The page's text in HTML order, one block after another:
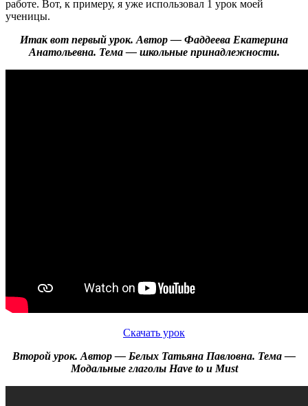
работе. Вот, к примеру, я уже использовал 1 урок моей
ученицы.
Итак вот первый урок. Автор — Фаддеева Екатерина
Анатольевна. Тема — школьные принадлежности.
Скачать урок
Второй урок. Автор — Белых Татьяна Павловна. Тема —
Модальные глаголы Have to и Must